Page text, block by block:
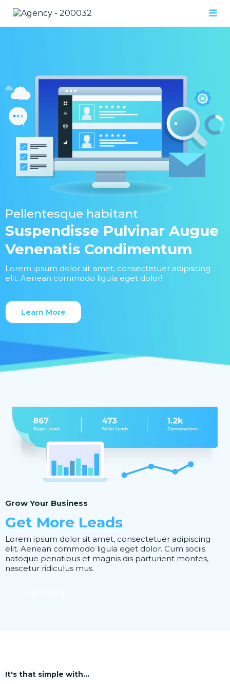
Pellentesque habitant
Suspendisse Pulvinar Augue
Venenatis Condimentum
Lorem ipsum dolor sit amet, consectetuer adipiscing
elit. Aenean commodo ligula eget dolor!
Learn More
Grow Your Business
Get More Leads
Lorem ipsum dolor sit amet, consectetuer adipiscing
elit. Aenean commodo ligula eget dolor. Cum sociis
natoque penatibus et magnis dis parturient montes,
nascetur ridiculus mus.
It's that simple with...